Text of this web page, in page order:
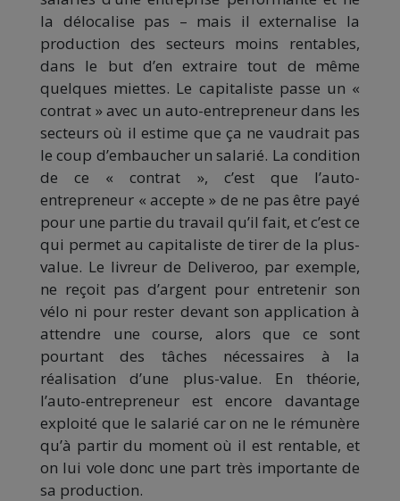
la délocalise pas – mais il externalise la
production des secteurs moins rentables,
dans le but d’en extraire tout de même
quelques miettes. Le capitaliste passe un «
contrat » avec un auto-entrepreneur dans les
secteurs où il estime que ça ne vaudrait pas
le coup d’embaucher un salarié. La condition
de ce « contrat », c’est que l’auto-
entrepreneur « accepte » de ne pas être payé
pour une partie du travail qu’il fait, et c’est ce
qui permet au capitaliste de tirer de la plus-
value. Le livreur de Deliveroo, par exemple,
ne reçoit pas d’argent pour entretenir son
vélo ni pour rester devant son application à
attendre une course, alors que ce sont
pourtant des tâches nécessaires à la
réalisation d’une plus-value. En théorie,
l’auto-entrepreneur est encore davantage
exploité que le salarié car on ne le rémunère
qu’à partir du moment où il est rentable, et
on lui vole donc une part très importante de
sa production.